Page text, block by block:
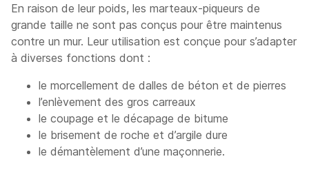
En raison de leur poids, les marteaux-piqueurs de
grande taille ne sont pas conçus pour être maintenus
contre un mur. Leur utilisation est conçue pour s’adapter
à diverses fonctions dont :
le morcellement de dalles de béton et de pierres
l’enlèvement des gros carreaux
le coupage et le décapage de bitume
le brisement de roche et d’argile dure
le démantèlement d’une maçonnerie.